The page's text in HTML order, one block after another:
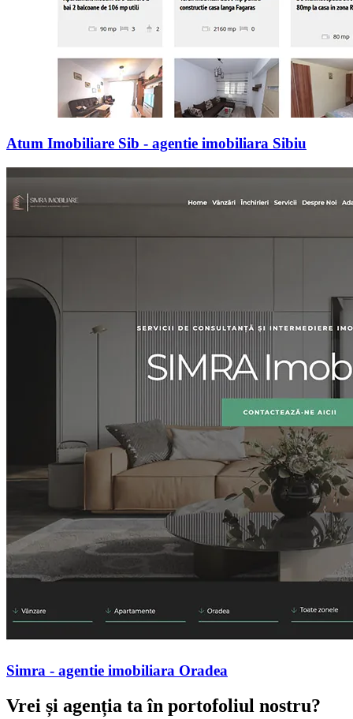
Atum Imobiliare Sib - agentie imobiliara Sibiu
Simra - agentie imobiliara Oradea
Vrei și agenția ta în portofoliul nostru?